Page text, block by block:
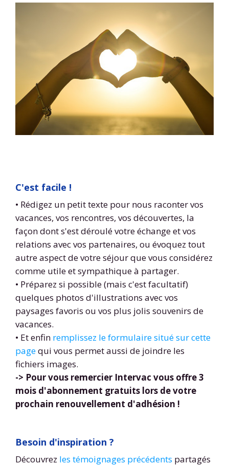
C'est facile !
• Rédigez un petit texte pour nous raconter vos
vacances, vos rencontres, vos découvertes, la
façon dont s'est déroulé votre échange et vos
relations avec vos partenaires, ou évoquez tout
autre aspect de votre séjour que vous considérez
comme utile et sympathique à partager.
• Préparez si possible (mais c'est facultatif)
quelques photos d'illustrations avec vos
paysages favoris ou vos plus jolis souvenirs de
vacances.
• Et enfin remplissez le formulaire situé sur cette
pagequi vous permet aussi de joindre les
fichiers images.
-> Pour vous remercier Intervac vous offre 3
mois d'abonnement gratuits lors de votre
prochain renouvellement d'adhésion !
Besoin d'inspiration ?
Découvrez les témoignages précédents partagés